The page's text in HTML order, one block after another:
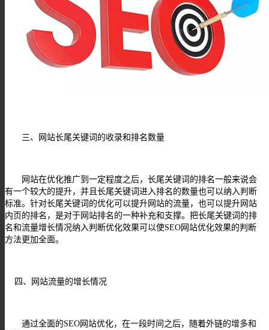
三、网站长尾关键词的收录和排名数量
网站在优化推广到一定程度之后，长尾关键词的排名一般来说会
有一个较大的提升，并且长尾关键词进入排名的数量也可以纳入判断
标准。针对长尾关键词的优化可以提升网站的流量，也可以提升网站
内页的排名，是对于网站排名的一种补充和支撑。把长尾关键词的排
名和流量增长情况纳入判断优化效果可以使SEO网站优化效果的判断
方法更加全面。
四、网站流量的增长情况
通过全面的SEO网站优化，在一段时间之后，随着外链的增多和